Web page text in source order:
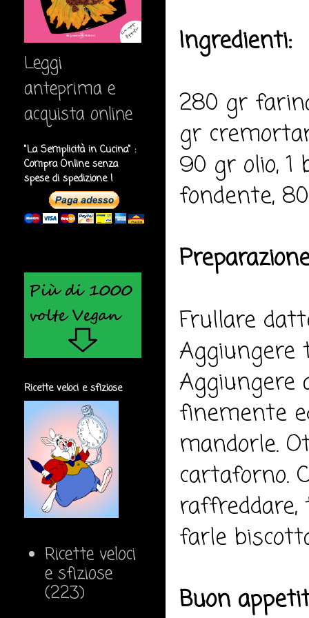
Ingredienti:
280 gr
gr
90 gr olio, 1
fondente,
Frullare
Aggiungere
Aggiungere
finemente
mandorle.
cartaforno.
farle
Buon
Leggi
anteprima e
acquista online
"La Semplicità in Cucina" :
Compra Online senza
spese di spedizione !
Ricette veloci e sfiziose
Ricette veloci
e sfiziose
(223)